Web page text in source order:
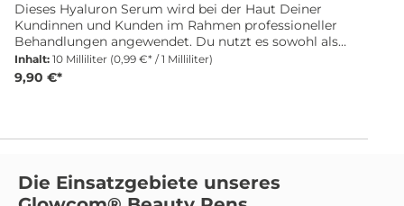
Dieses Hyaluron Serum wird bei der Haut Deiner
Kundinnen und Kunden im Rahmen professioneller
Behandlungen angewendet. Du nutzt es sowohl als
Vorbehandlung für BB Glow BB Foundation
Anwendungen als auch bei Microneedling
sorgt für ein geschmeidiges Hautbild. Hyaluronsäure
Panthenol wirkt beruhigend und unterstützt die
Regeneration der Haut. Hydrolysiertes Kollagen trägt
Inhalt: 10 Milliliter (0,99 €* / 1 Milliliter)
9,90 €*
Die Einsatzgebiete unseres